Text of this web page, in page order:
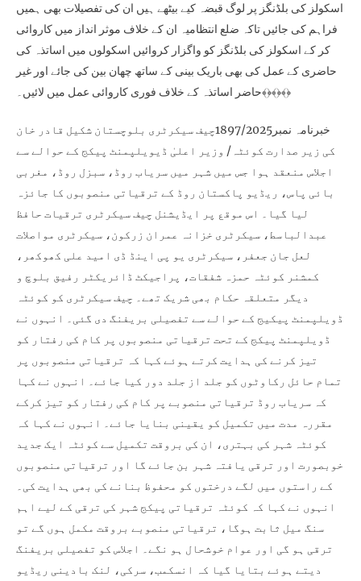
اسکولز کی بلڈنگز پر لوگ قبضہ کیے بیٹھے ہیں ان کی تفصیلات بھی ہمیں
فراہم کی جائیں تاکہ ضلع انتظامیہ ان کے خلاف موثر انداز میں کاروائی
کر کے اسکولز کی بلڈنگز کو واگزار کروائیں اسکولوں میں اساتذہ کی
حاضری کے عمل کی بھی باریک بینی کے ساتھ چھان بین کی جائے اور غیر
حاضر اساتذہ کے خلاف فوری کاروائی عمل میں لائیں۔﴾﴿﴾﴿﴾﴿
خبرنامہ نمبر1897/2025چیف سیکرٹری بلوچستان شکیل قادر خان
کی زیر صدارت کوئٹہ/ وزیر اعلیٰ ڈیویلپمنٹ پیکج کے حوالے سے
اجلاس منعقد ہوا جس میں شہر میں سریاب روڈ، سبزل روڈ، مغربی
بائی پاس، ریڈیو پاکستان روڈ کے ترقیاتی منصوبوں کا جائزہ
لیا گیا۔ اس موقع پر ایڈیشنل چیف سیکرٹری ترقیات حافظ
عبدالباسط، سیکرٹری خزانہ عمران زرکون، سیکرٹری مواصلات
لعل جان جعفر، سیکرٹری یو پی اینڈ ڈی امید علی کھوکھر،
کمشنر کوئٹہ حمزہ شفقات، پراجیکٹ ڈائریکٹر رفیق بلوچ و
دیگر متعلقہ حکام بھی شریک تھے۔ چیف سیکرٹری کو کوئٹہ
ڈویلپمنٹ پیکیج کے حوالے سے تفصیلی بریفنگ دی گئی۔ انہوں نے
ڈویلپمنٹ پیکج کے تحت ترقیاتی منصوبوں پر کام کی رفتار کو
تیز کرنے کی ہدایت کرتے ہوئے کہا کہ ترقیاتی منصوبوں پر
تمام حائل رکاوٹوں کو جلد از جلد دور کیا جائے۔ انہوں نے کہا
کہ سریاب روڈ ترقیاتی منصوبے پر کام کی رفتار کو تیز کرکے
مقررہ مدت میں تکمیل کو یقینی بنایا جائے۔ انہوں نے کہا کہ
کوئٹہ شہر کی بہتری، ان کی بروقت تکمیل سے کوئٹہ ایک جدید
خوبصورت اور ترقی یافتہ شہر بن جائے گا اور ترقیاتی منصوبوں
کے راستوں میں لگے درختوں کو محفوظ بنانے کی بھی ہدایت کی۔
انہوں نے کہا کہ کوئٹہ ترقیاتی پیکج شہر کی ترقی کے لیے اہم
سنگ میل ثابت ہوگا، ترقیاتی منصوبے بروقت مکمل ہوں گے تو
ترقی ہو گی اور عوام خوشحال ہو نگے۔ اجلاس کو تفصیلی بریفنگ
دیتے ہوئے بتایا گیا کہ انسکمب، سرکی، لنک بادینی ریڈیو